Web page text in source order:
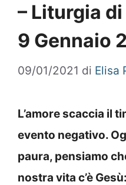
– Liturgia
9 Gennaio
09/01/2021 di Elisa
L’amore scaccia il
evento negativo.
paura, pensiamo
nostra vita c’è